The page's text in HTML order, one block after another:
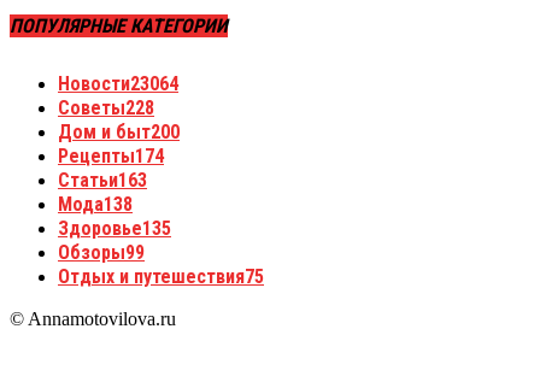
ПОПУЛЯРНЫЕ КАТЕГОРИИ
Новости23064
Советы228
Дом и быт200
Рецепты174
Статьи163
Мода138
Здоровье135
Обзоры99
Отдых и путешествия75
© Annamotovilova.ru